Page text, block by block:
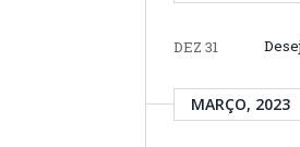
DEZ 31
MARÇO, 2023